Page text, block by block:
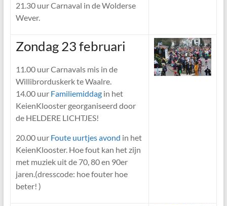
21.30 uur Carnaval in de Wolderse
Wever.
Zondag 23 februari
11.00 uur Carnavals mis in de
Willibrorduskerk te Waalre.
14.00 uur Familiemiddagin het
KeienKlooster georganiseerd door
de HELDERE LICHTJES!
20.00 uur Foute uurtjes avond in het
KeienKlooster. Hoe fout kan het zijn
met muziek uit de 70, 80 en 90er
jaren.(dresscode: hoe fouter hoe
beter! )